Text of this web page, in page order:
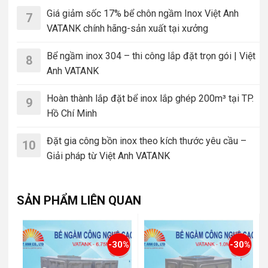
7
Giá giảm sốc 17% bể chôn ngầm Inox Việt Anh
VATANK chính hãng-sản xuất tại xưởng
8
Bể ngầm inox 304 – thi công lắp đặt trọn gói | Việt
Anh VATANK
9
Hoàn thành lắp đặt bể inox lắp ghép 200m³ tại TP.
Hồ Chí Minh
10
Đặt gia công bồn inox theo kích thước yêu cầu –
Giải pháp từ Việt Anh VATANK
SẢN PHẨM LIÊN QUAN
-30% -30%